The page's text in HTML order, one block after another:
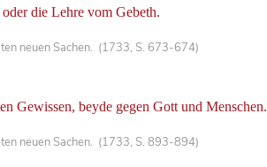
die Lehre vom Gebeth.
neuen Sachen. (1733, S. 673-674)
Gewissen, beyde gegen Gott und Menschen.
neuen Sachen. (1733, S. 893-894)